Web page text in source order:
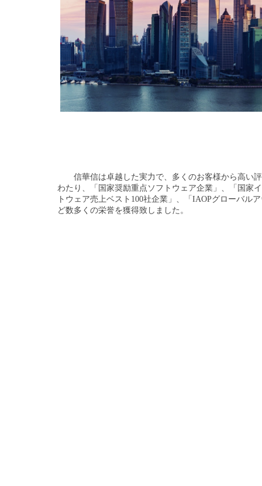
信華信は卓越した実力で、多くのお客様から高い
わたり、「国家奨励重点ソフトウェア企業」、「国家
トウェア売上ベスト100社企業」、「IAOPグローバル
ど数多くの栄誉を獲得致しました。